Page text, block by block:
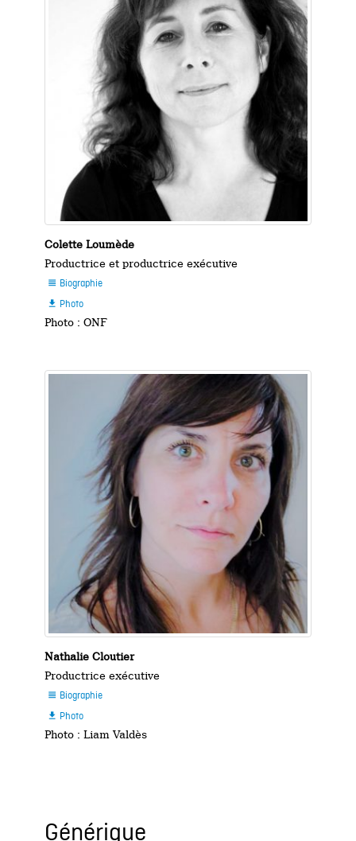
Colette Loumède
Productrice et productrice exécutive
 Biographie
 Photo
Photo : ONF
Nathalie Cloutier
Productrice exécutive
 Biographie
 Photo
Photo : Liam Valdès
Générique